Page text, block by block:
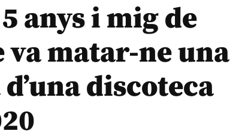
anys i mig de
va matar-ne una
discoteca